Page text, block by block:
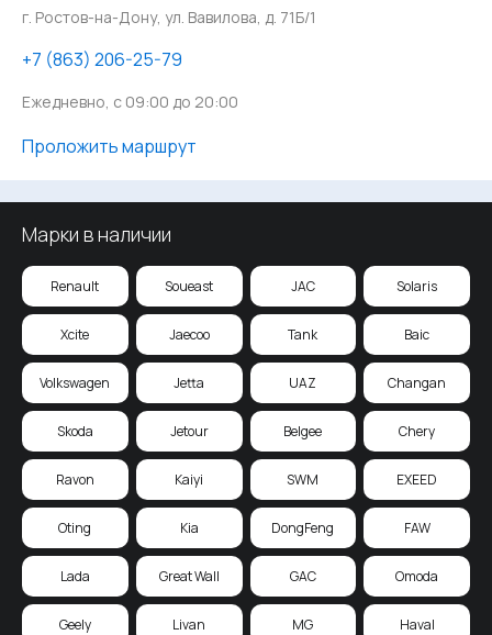
г. Ростов-на-Дону, ул. Вавилова, д. 71Б/1
‪+7 (863) 206-25-79
Ежедневно, с 09:00 до 20:00
Проложить маршрут
Марки в наличии
Renault Soueast JAC Solaris
Xcite Jaecoo Tank Baic
Volkswagen Jetta UAZ Changan
Skoda Jetour Belgee Chery
Ravon Kaiyi SWM EXEED
Oting Kia DongFeng FAW
Lada Great Wall GAC Omoda
Geely Livan MG Haval